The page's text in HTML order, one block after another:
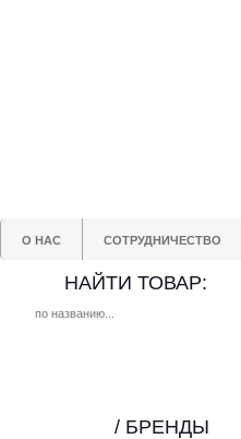
О НАС СОТРУДНИЧЕСТВО
НАЙТИ ТОВАР:
/ БРЕНДЫ